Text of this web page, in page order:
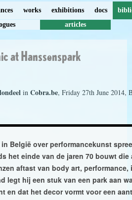
works exhibitions docs
articles
at Hanssenspark
in Cobra.be, Friday 27th June 2014,
in België over performancekunst
het einde van de jaren 70 bouwt
aftast van body art,
legt hij een stuk van een park aan
en dat het decor vormt voor een